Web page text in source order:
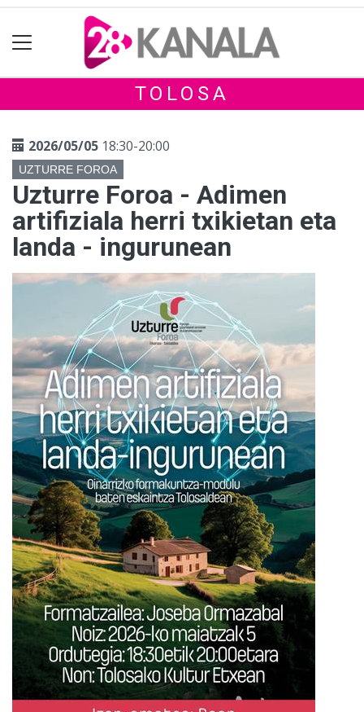
TOLOSA
2026/05/05 18:30-20:00
UZTURRE FOROA
Uzturre Foroa - Adimen
artifiziala herri txikietan eta
landa - ingurunean